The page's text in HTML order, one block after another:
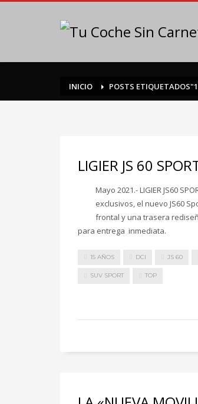
INICIO POSTS
LIGIER JS 60
Mayo 2021.- LIGIER JS60
exclusivos, el nuevo JS60
frontal y una trasera
para entrega inmediata.
15 AÑOS DCI JS 60
SUV SPORT TOP